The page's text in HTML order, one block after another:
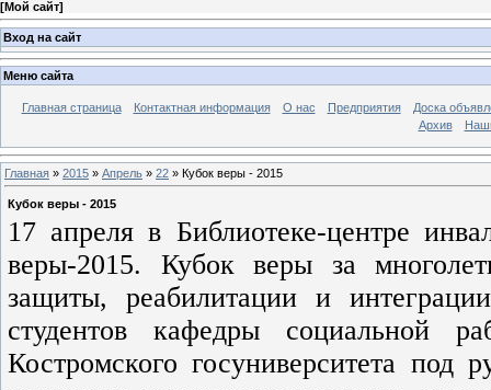
[Мой сайт]
Вход на сайт
Меню сайта
Главная страница Контактная информация О нас Предприятия
Доска
Архив
Главная » 2015 » Апрель » 22 » Кубок веры - 2015
Кубок веры - 2015
17 апреля в Библиотеке-центре
веры-2015. Кубок веры за
защиты, реабилитации и
студентов кафедры социальной
Костромского госуниверситета под